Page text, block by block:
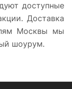
доступные
Доставка
Москвы мы
шоурум.